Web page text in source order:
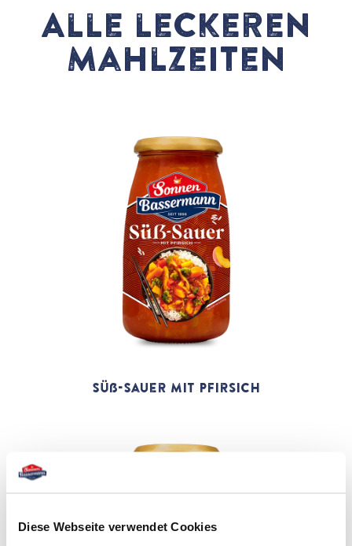
Diese Webseite verwendet Cookies
Alle leckeren
Mahlzeiten
Süß-Sauer mit Pfirsich